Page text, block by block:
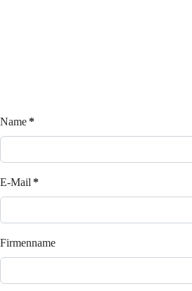
Name *
E-Mail *
Firmenname